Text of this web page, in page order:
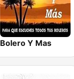
Bolero Y Mas